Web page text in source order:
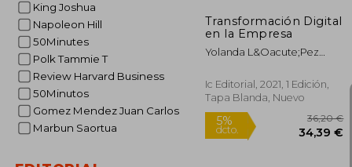
King Joshua
Napoleon Hill
50Minutes
Polk Tammie T
Review Harvard Business
50Minutos
Gomez Mendez Juan Carlos
Marbun Saortua
Transformación Digital
en la Empresa
Yolanda L&Oacute;Pez
Ic Editorial, 2021, 1 Edición,
Tapa Blanda, Nuevo